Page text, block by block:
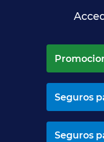
Seguros
Seguros